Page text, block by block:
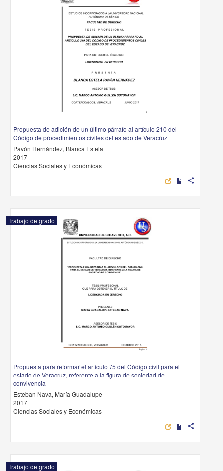
Propuesta de adición de un último párrafo al artículo 210 del
Código de procedimientos civiles del estado de Veracruz
Pavón Hernández, Blanca Estela
2017
Ciencias Sociales y Económicas
share
Trabajo de grado
Propuesta para reformar el artículo 75 del Código civil para el
estado de Veracruz, referente a la figura de sociedad de
convivencia
Esteban Nava, María Guadalupe
2017
Ciencias Sociales y Económicas
share
Trabajo de grado